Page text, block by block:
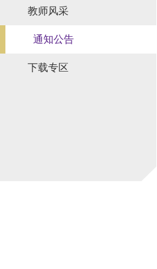
教师风采
通知公告
下载专区